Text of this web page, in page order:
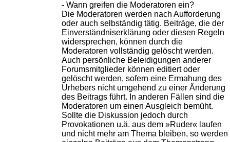
- Wann greifen die Moderatoren ein?
Die Moderatoren werden nach Aufforderung
oder auch selbständig tätig. Beiträge, die der
Einverständniserklärung oder diesen Regeln
widersprechen, können durch die
Moderatoren vollständig gelöscht werden.
Auch persönliche Beleidigungen anderer
Forumsmitglieder können editiert oder
gelöscht werden, sofern eine Ermahung des
Urhebers nicht umgehend zu einer Änderung
des Beitrags führt. In anderen Fällen sind die
Moderatoren um einen Ausgleich bemüht.
Sollte die Diskussion jedoch durch
Provokationen u.ä. aus dem »Ruder« laufen
und nicht mehr am Thema bleiben, so werden